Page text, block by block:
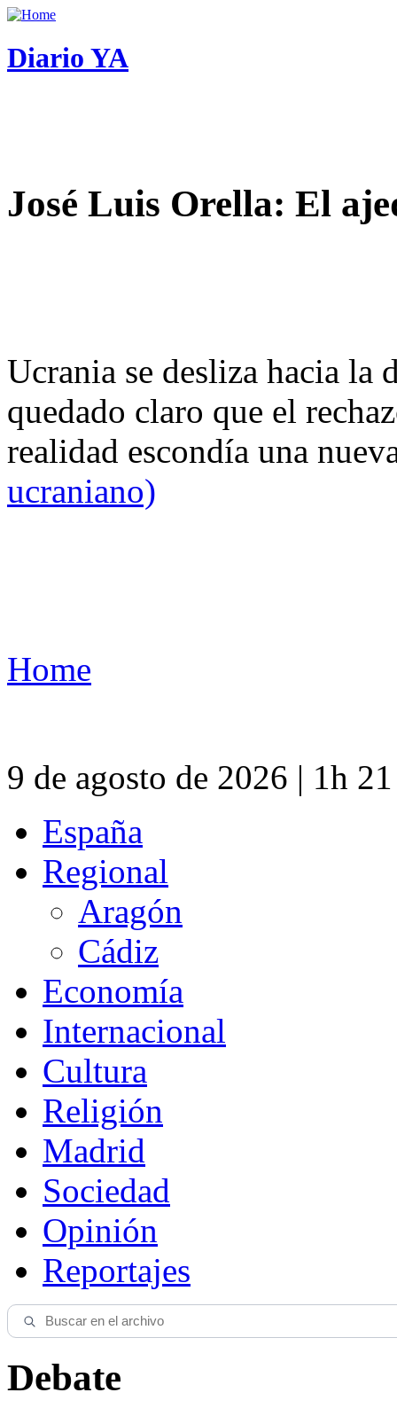
Diario YA
José Luis Orella: El
Ucrania se desliza hacia
quedado claro que el
realidad escondía una
ucraniano)
Home
9 de agosto de 2026 | 1h
España
Regional
Aragón
Cádiz
Economía
Internacional
Cultura
Religión
Madrid
Sociedad
Opinión
Reportajes
Debate